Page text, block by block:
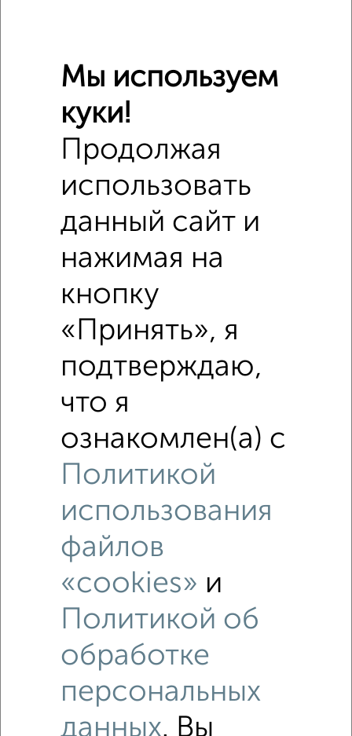
Сравнение средних цен
Студия квартиры с похожей площадью ±10%
2 850 000₽
Средняя цена район
Средняя цена по городу
Студии квартиры недалеко от Батыршина 25
Мы используем
куки!
Продолжая
использовать
данный сайт и
нажимая на
кнопку
«Принять», я
подтверждаю,
что я
ознакомлен(а) с
Политикой
использования
файлов
«cookies» и
Политикой об
обработке
персональных
данных. Вы